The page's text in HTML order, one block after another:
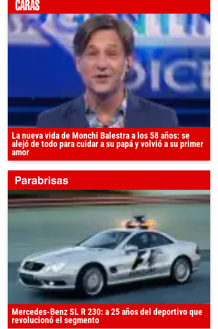
La nueva vida de Monchi Balestra a los 58 años: se
alejó de todo para cuidar a su papá y volvió a su primer
amor
Mercedes-Benz SL R 230: a 25 años del deportivo que
revolucionó el segmento